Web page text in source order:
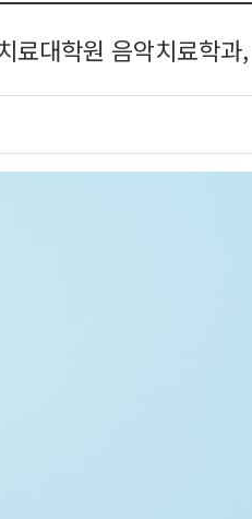
료대학원 음악치료학